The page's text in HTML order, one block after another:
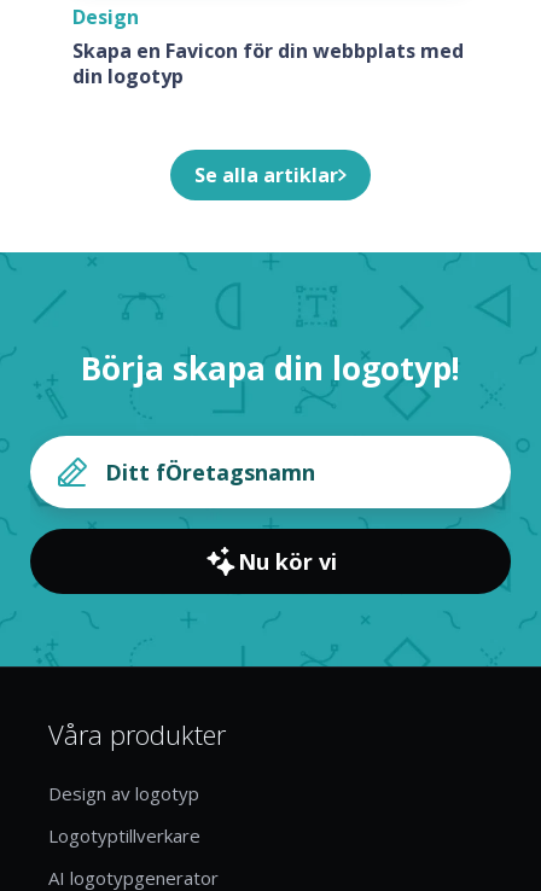
Design
Skapa en Favicon för din webbplats med
din logotyp
Se alla artiklar
Börja skapa din logotyp!
Nu kör vi
Våra produkter
Design av logotyp
Logotyptillverkare
AI logotypgenerator